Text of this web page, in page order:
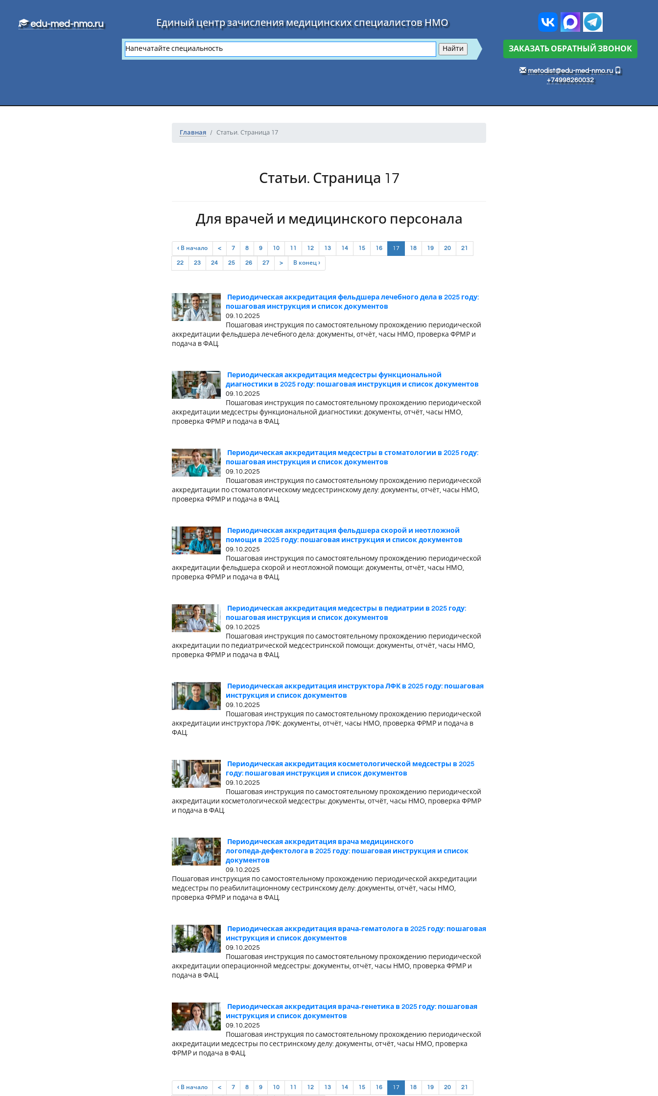
edu-med-nmo.ru Единый центр зачисления медицинских специалистов НМО
ЗАКАЗАТЬ ОБРАТНЫЙ ЗВОНОК
metodist@edu-med-nmo.ru
+74998260032
Главная Статьи. Страница 17
Статьи. Страница 17
Для врачей и медицинского персонала
‹ В начало < 7 8 9 10 11 12 13 14 15 16 17 (current)
18 19 20 21
22 23 24 25 26 27 > В конец ›
Периодическая аккредитация фельдшера лечебного дела в 2025 году:
пошаговая инструкция и список документов
09.10.2025
Пошаговая инструкция по самостоятельному прохождению периодической
аккредитации фельдшера лечебного дела: документы, отчёт, часы НМО, проверка ФРМР и
подача в ФАЦ.
Периодическая аккредитация медсестры функциональной
диагностики в 2025 году: пошаговая инструкция и список документов
09.10.2025
Пошаговая инструкция по самостоятельному прохождению периодической
аккредитации медсестры функциональной диагностики: документы, отчёт, часы НМО,
проверка ФРМР и подача в ФАЦ.
Периодическая аккредитация медсестры в стоматологии в 2025 году:
пошаговая инструкция и список документов
09.10.2025
Пошаговая инструкция по самостоятельному прохождению периодической
аккредитации по стоматологическому медсестринскому делу: документы, отчёт, часы НМО,
проверка ФРМР и подача в ФАЦ.
Периодическая аккредитация фельдшера скорой и неотложной
помощи в 2025 году: пошаговая инструкция и список документов
09.10.2025
Пошаговая инструкция по самостоятельному прохождению периодической
аккредитации фельдшера скорой и неотложной помощи: документы, отчёт, часы НМО,
проверка ФРМР и подача в ФАЦ.
Периодическая аккредитация медсестры в педиатрии в 2025 году:
пошаговая инструкция и список документов
09.10.2025
Пошаговая инструкция по самостоятельному прохождению периодической
аккредитации по педиатрической медсестринской помощи: документы, отчёт, часы НМО,
проверка ФРМР и подача в ФАЦ.
Периодическая аккредитация инструктора ЛФК в 2025 году: пошаговая
инструкция и список документов
09.10.2025
Пошаговая инструкция по самостоятельному прохождению периодической
аккредитации инструктора ЛФК: документы, отчёт, часы НМО, проверка ФРМР и подача в
ФАЦ.
Периодическая аккредитация косметологической медсестры в 2025
году: пошаговая инструкция и список документов
09.10.2025
Пошаговая инструкция по самостоятельному прохождению периодической
аккредитации косметологической медсестры: документы, отчёт, часы НМО, проверка ФРМР
и подача в ФАЦ.
Периодическая аккредитация врача медицинского
логопеда‑дефектолога в 2025 году: пошаговая инструкция и список
документов
09.10.2025
Пошаговая инструкция по самостоятельному прохождению периодической аккредитации
медсестры по реабилитационному сестринскому делу: документы, отчёт, часы НМО,
проверка ФРМР и подача в ФАЦ.
Периодическая аккредитация врача‑гематолога в 2025 году: пошаговая
инструкция и список документов
09.10.2025
Пошаговая инструкция по самостоятельному прохождению периодической
аккредитации операционной медсестры: документы, отчёт, часы НМО, проверка ФРМР и
подача в ФАЦ.
Периодическая аккредитация врача‑генетика в 2025 году: пошаговая
инструкция и список документов
09.10.2025
Пошаговая инструкция по самостоятельному прохождению периодической
аккредитации медсестры по сестринскому делу: документы, отчёт, часы НМО, проверка
ФРМР и подача в ФАЦ.
‹ В начало < 7 8 9 10 11 12 13 14 15 16 17 (current)
18 19 20 21